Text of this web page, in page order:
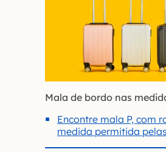
Mala de bordo nas
Encontre mala P, com
medida permitida